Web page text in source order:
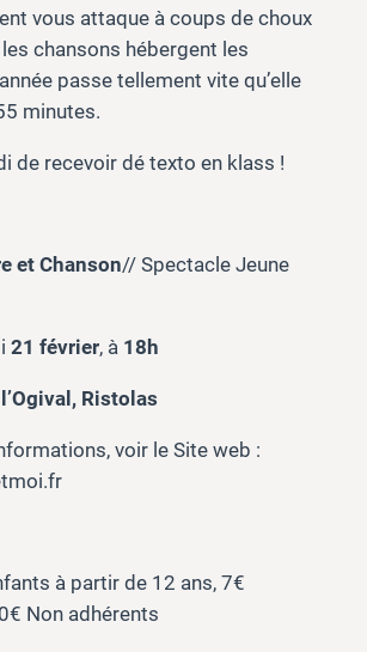
vous attaque à coups de choux
chansons hébergent les
passe tellement vite qu’elle
minutes.
de recevoir dé texto en klass !
et Chanson// Spectacle Jeune
21 février, à 18h
Ristolas
voir le Site web :
à partir de 12 ans, 7€
Non adhérents